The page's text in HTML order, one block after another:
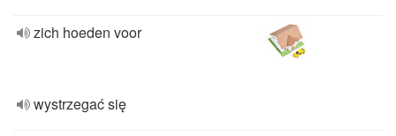
zich hoeden voor
wystrzegać się